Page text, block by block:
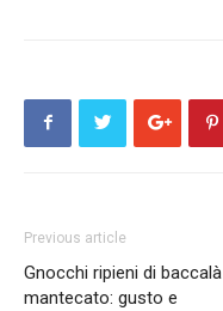
Previous article
Gnocchi ripieni di baccalà
mantecato: gusto e